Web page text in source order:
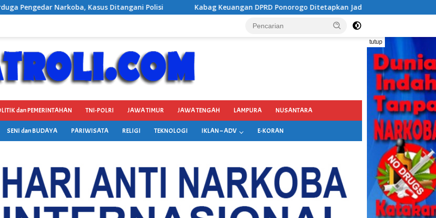
Polisi Kabag Keuangan DPRD Ponorogo Ditetapkan Jadi Tersangka Kejaksaan, Diduga Terima Fee 30%
tutup
dan PEMERINTAHAN TNI-POLRI JAWA TIMUR JAWA TENGAH LAMPURA NUSANTARA
SENI dan BUDAYA PARIWISATA RELIGI TEKNOLOGI IKLAN – ADV E-KORAN